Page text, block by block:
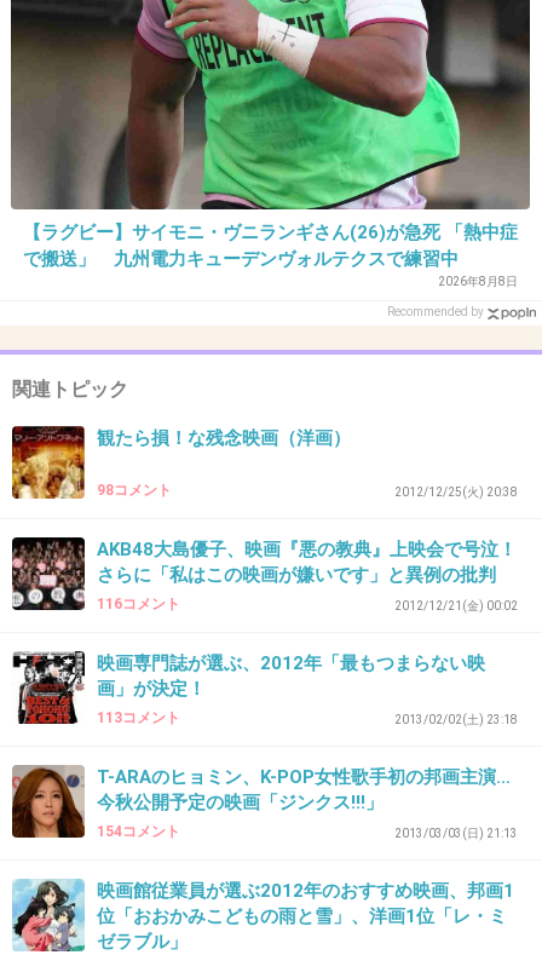
2012/12/02(日) 23:06:03
大抵の邦画はすぐにテレビでやるしね。
+30 -1
29. 匿名 2012/12/02(日) 23:06:44
252
30. 匿名2012/12/02(日) 23:13:22
ただ君を愛してる、だったかな。宮崎あおいの出てる映画
は全部つまんない。なんで実力俳優カテゴライズされてる
のか謎です。
-40
31. 匿名2012/12/02(日) 23:13:28
１が面白かったから凄い期待してたんだけど…
市原隼人の最初のセリフのあまりの、
まさかあの深田恭子が上手く見えるなんて!?
本当にビックリした。
【ラグビー】サイモニ・ヴニランギさん(26)が急死 「熱中症
で搬送」 九州電力キューデンヴォルテクスで練習中
2026年8月8日
Recommended by
関連トピック
観たら損！な残念映画（洋画）
98コメント 2012/12/25(火) 20:38
AKB48大島優子、映画『悪の教典』上映会で号泣！
さらに「私はこの映画が嫌いです」と異例の批判
116コメント 2012/12/21(金) 00:02
映画専門誌が選ぶ、2012年「最もつまらない映
画」が決定！
113コメント 2013/02/02(土) 23:18
T-ARAのヒョミン、K-POP女性歌手初の邦画主演…
今秋公開予定の映画「ジンクス!!!」
154コメント 2013/03/03(日) 21:13
映画館従業員が選ぶ2012年のおすすめ映画、邦画1
位「おおかみこどもの雨と雪」、洋画1位「レ・ミ
ゼラブル」